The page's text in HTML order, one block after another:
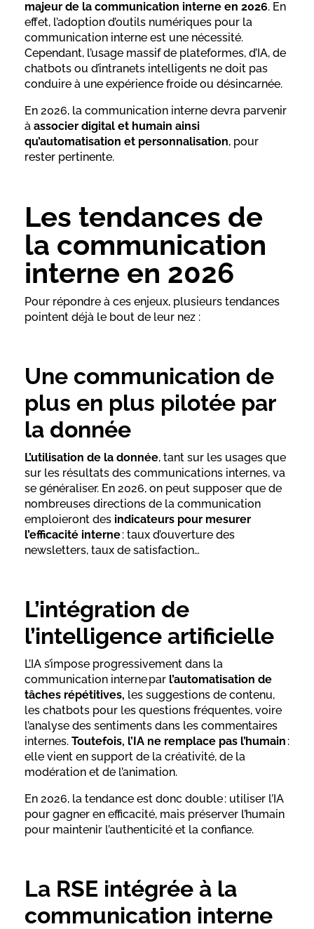
majeur de la communication interne en 2026. En
effet, l’adoption d’outils numériques pour la
communication interne est une nécessité.
Cependant, l’usage massif de plateformes, d’IA, de
chatbots ou d’intranets intelligents ne doit pas
conduire à une expérience froide ou désincarnée.
En 2026, la communication interne devra parvenir
à associer digital et humain ainsi
qu’automatisation et personnalisation, pour
rester pertinente.
Les tendances de
la communication
interne en 2026
Pour répondre à ces enjeux, plusieurs tendances
pointent déjà le bout de leur nez :
Une communication de
plus en plus pilotée par
la donnée
L’utilisation de la donnée, tant sur les usages que
sur les résultats des communications internes, va
se généraliser. En 2026, on peut supposer que de
nombreuses directions de la communication
emploieront des indicateurs pour mesurer
l’efficacité interne: taux d’ouverture des
newsletters, taux de satisfaction…
L’intégration de
l’intelligence artificielle
L’IA s’impose progressivement dans la
communication interne par l’automatisation de
tâches répétitives, les suggestions de contenu,
les chatbots pour les questions fréquentes, voire
l’analyse des sentiments dans les commentaires
internes. Toutefois, l’IA ne remplace pas l’humain :
elle vient en support de la créativité, de la
modération et de l’animation.
En 2026, la tendance est donc double : utiliser l’IA
pour gagner en efficacité, mais préserver l’humain
pour maintenir l’authenticité et la confiance.
La RSE intégrée à la
communication interne